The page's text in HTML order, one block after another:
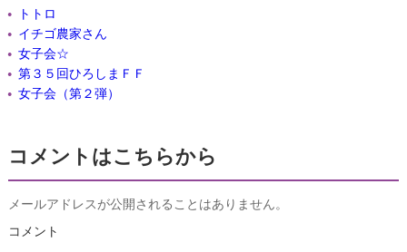
トトロ
イチゴ農家さん
女子会☆
第３５回ひろしまＦＦ
女子会（第２弾）
コメントはこちらから
メールアドレスが公開されることはありません。
コメント